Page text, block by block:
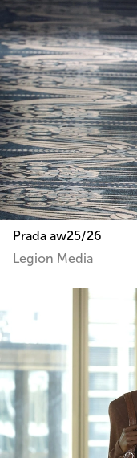
Prada aw25/26
Legion Media